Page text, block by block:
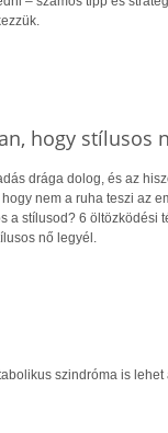
hogy stílusos
drága dolog, és az
nem a ruha teszi az
a stílusod? 6 öltözködési
nő legyél.
szindróma is